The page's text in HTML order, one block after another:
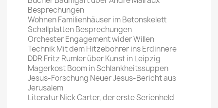
Besprechungen
Wohnen Familienhäuser im Betonskelett
Schallplatten Besprechungen
Orchester Engagement wider Willen
Technik Mit dem Hitzebohrer ins Erdinnere
DDR Fritz Rumler über Kunst in Leipzig
Magerkost Boom in Schlankheitssuppen
Jesus-Forschung Neuer Jesus-Bericht aus
Jerusalem
Literatur Nick Carter, der erste Serienheld